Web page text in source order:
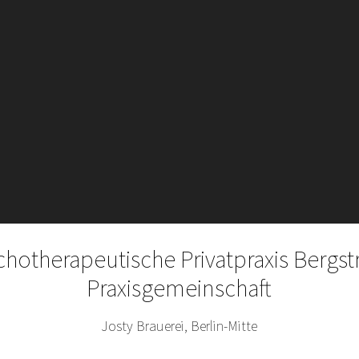
Privatpraxis
Praxisgemeinschaft
Josty Brauerei, Berlin-Mitte